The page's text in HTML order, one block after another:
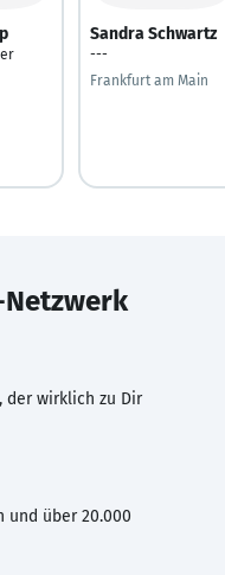
Sandra Schwartz
---
Frankfurt am Main
Netzwerk
der wirklich zu Dir
und über 20.000